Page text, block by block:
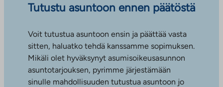
Tutustu asuntoon ennen päätöstä
Voit tutustua asuntoon ensin ja päättää vasta
sitten, haluatko tehdä kanssamme sopimuksen.
Mikäli olet hyväksynyt asumisoikeusasunnon
asuntotarjouksen, pyrimme järjestämään
sinulle mahdollisuuden tutustua asuntoon jo